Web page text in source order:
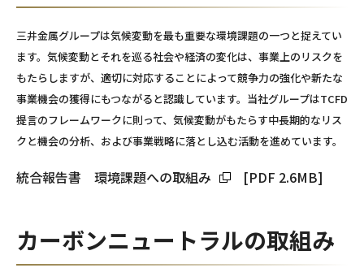
三井金属グループは気候変動を最も重要な環境課題の一つと捉えてい
ます。気候変動とそれを巡る社会や経済の変化は、事業上のリスクを
もたらしますが、適切に対応することによって競争力の強化や新たな
事業機会の獲得にもつながると認識しています。当社グループはTCFD
提言のフレームワークに則って、気候変動がもたらす中長期的なリス
クと機会の分析、および事業戦略に落とし込む活動を進めています。
統合報告書 環境課題への取組み [PDF 2.6MB]
カーボンニュートラルの取組み